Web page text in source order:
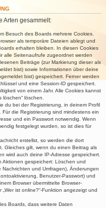
Arten gesammelt:
Besuch des Boards mehrere Cookies.
als temporäre Dateien ablegt und
erhalten bleiben. In diesen Cookies
alle Seitenaufrufe zugeordnet werden
Beiträge (zur Markierung dieser als
bist) sowie Informationen über deine
bist) gespeichert. Ferner werden
und eine Session-ID gespeichert.
von einem Jahr. Alle Cookies kannst
löschen“ löschen.
du bei der Registrierung, in deinem Profil
die Registrierung sind mindestens ein
und ein Passwort notwendig. Wenn
festgelegt wurden, so ist dies für
erstellst, so werden die dort
Gleiches gilt, wenn du einen Beitrag als
wird auch deine IP-Adresse gespeichert.
Aktionen gespeichert: Löschen und
und Umfragen), Änderungen
Benutzer-Passwort) und
Browser übermittelte Browser-
ist online?“-Funktion angezeigt und
Boards, dass weitere Daten